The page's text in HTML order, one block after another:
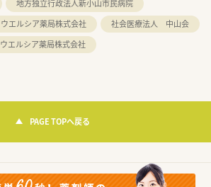
地方独立行政法人新小山市民病院
ウエルシア薬局株式会社
社会医療法人 中山会
ウエルシア薬局株式会社
PAGE TOPへ戻る